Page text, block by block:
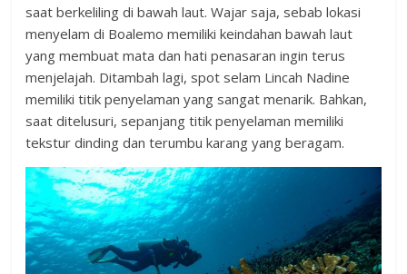
saat berkeliling di bawah laut. Wajar saja, sebab lokasi
menyelam di Boalemo memiliki keindahan bawah laut
yang membuat mata dan hati penasaran ingin terus
menjelajah. Ditambah lagi, spot selam Lincah Nadine
memiliki titik penyelaman yang sangat menarik. Bahkan,
saat ditelusuri, sepanjang titik penyelaman memiliki
tekstur dinding dan terumbu karang yang beragam.